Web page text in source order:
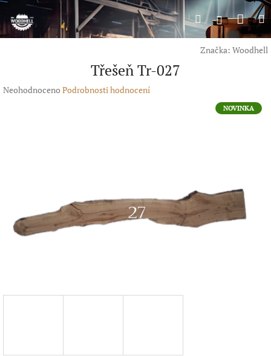
Přejít
obsah
HledatPřihlášení
Značka: Woodhell
Třešeň Tr-027
Průměrné
Neohodnoceno Podrobnosti hodnocení
NOVINKA